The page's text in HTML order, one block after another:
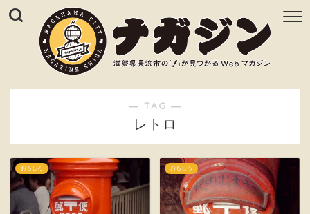
― TAG ―
レトロ
おもしろ おもしろ